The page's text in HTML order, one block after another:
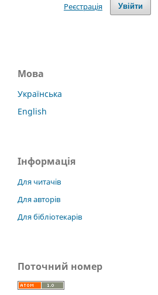
Увійти
Реєстрація
Мова
Українська
English
Інформація
Для читачів
Для авторів
Для бібліотекарів
Поточний номер